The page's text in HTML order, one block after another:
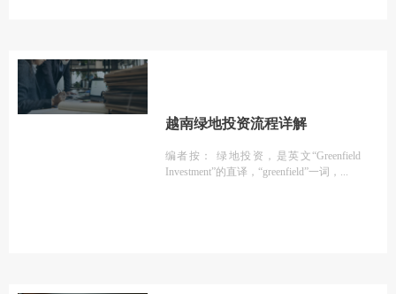
越南绿地投资流程详解
编者按： 绿地投资，是英文“Greenfield
Investment”的直译，“greenfield”一词，